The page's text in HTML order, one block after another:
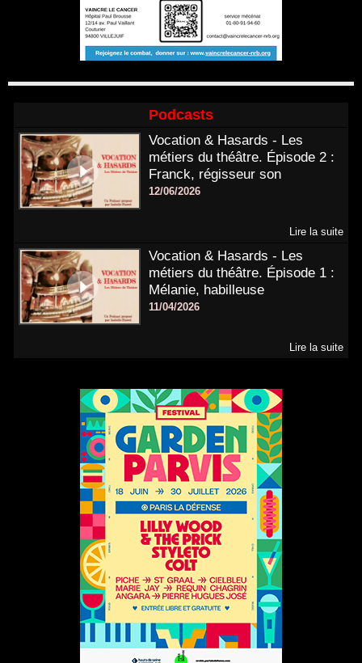
Podcasts
Vocation & Hasards - Les
métiers du théâtre. Épisode 2 :
Franck, régisseur son
12/06/2026
Lire la suite
Vocation & Hasards - Les
métiers du théâtre. Épisode 1 :
Mélanie, habilleuse
11/04/2026
Lire la suite